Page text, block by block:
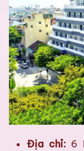
Địa chỉ:6